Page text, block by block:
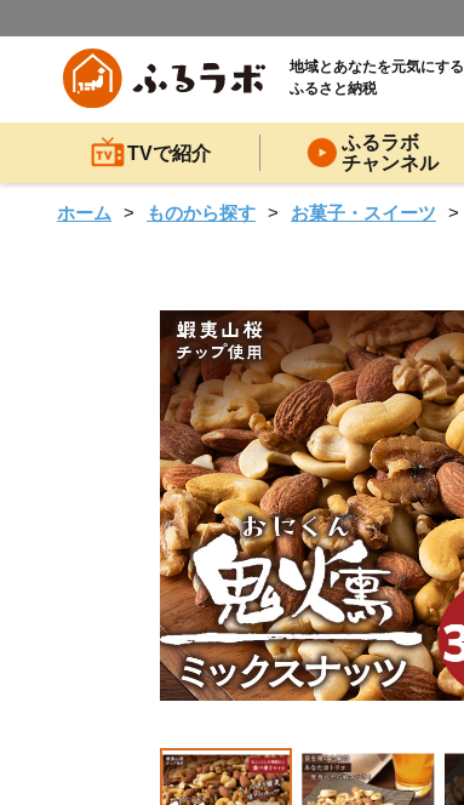
地域とあなたを元気にする
ふるさと納税
TVで紹介
ふるラボ
チャンネル
ホーム ものから探す お菓子・スイーツ